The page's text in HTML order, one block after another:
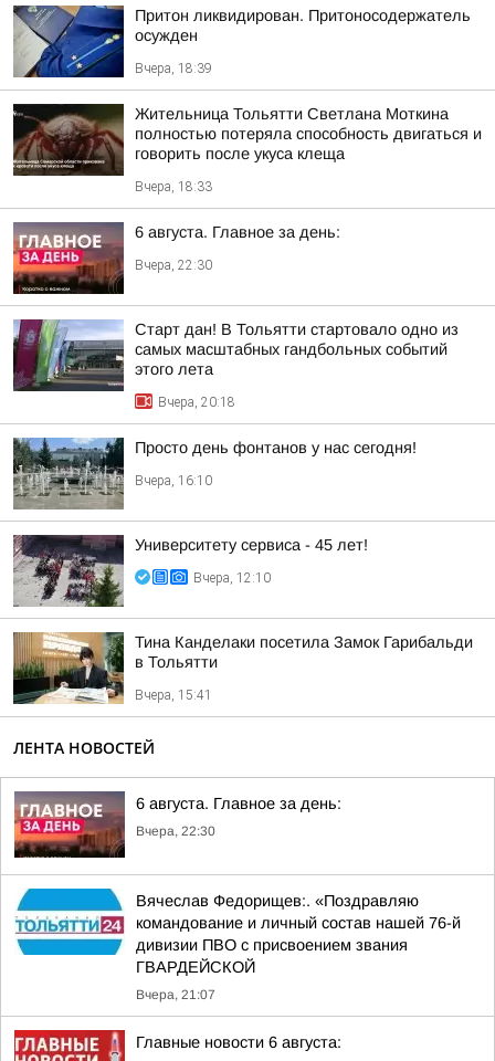
Притон ликвидирован. Притоносодержатель
осужден
Вчера, 18:39
Жительница Тольятти Светлана Моткина
полностью потеряла способность двигаться и
говорить после укуса клеща
Вчера, 18:33
6 августа. Главное за день:
Вчера, 22:30
Старт дан! В Тольятти стартовало одно из
самых масштабных гандбольных событий
этого лета
Вчера, 20:18
Просто день фонтанов у нас сегодня!
Вчера, 16:10
Университету сервиса - 45 лет!
Вчера, 12:10
Тина Канделаки посетила Замок Гарибальди
в Тольятти
Вчера, 15:41
ЛЕНТА НОВОСТЕЙ
6 августа. Главное за день:
Вчера, 22:30
Вячеслав Федорищев:. «Поздравляю
командование и личный состав нашей 76-й
дивизии ПВО с присвоением звания
ГВАРДЕЙСКОЙ
Вчера, 21:07
Главные новости 6 августа: